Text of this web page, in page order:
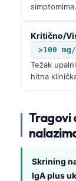
simptomima.
Kritično/
>100 mg/
Težak
hitna
Tragovi
Skrining
IgA plus